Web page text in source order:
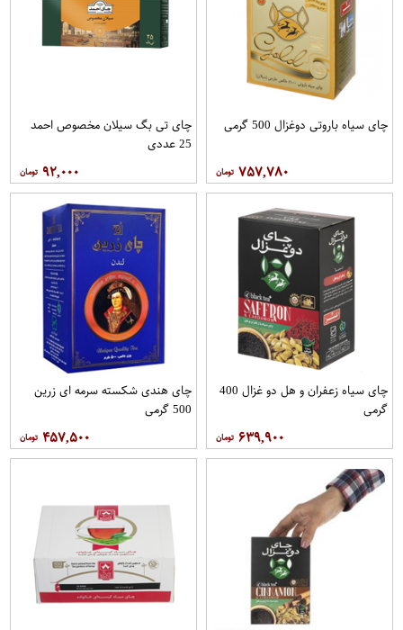
چای سیاه باروتی دوغزال 500 گرمی
۷۵۷,۷۸۰
چای تی بگ سیلان مخصوص احمد
25 عددی
۹۲,۰۰۰
چای سیاه زعفران و هل دو غزال 400
گرمی
۶۳۹,۹۰۰
چای هندی شکسته سرمه ای زرین
500 گرمی
۴۵۷,۵۰۰